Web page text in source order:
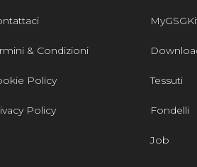
& Condizioni
Policy
Policy
Tessuti
Fondelli
Job